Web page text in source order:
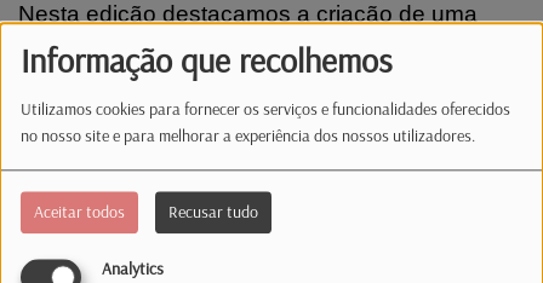
Informação que recolhemos
Utilizamos cookies para fornecer os serviços e funcionalidades oferecidos
no nosso site e para melhorar a experiência dos nossos utilizadores.
Aceitar todos Recusar tudo
Analytics
Nesta edição destacamos a criação de uma
classe única de imposto a partir de 2028, com o
objetivo de reduzir a carga fiscal e aumentar o
salário líquido.
Comentários(0)